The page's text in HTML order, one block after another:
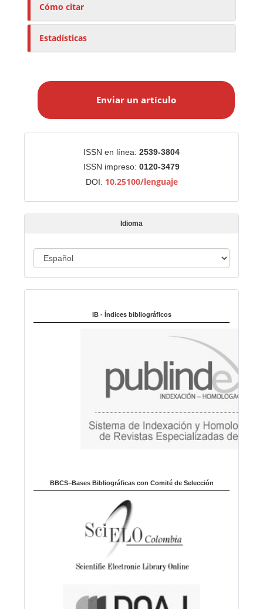
Cómo citar
Estadísticas
a
r
t
Enviar un artículo
ISSN en línea: 2539-3804
ISSN impreso: 0120-3479
DOI: 10.25100/lenguaje
Idioma
d
m
IB - Índices bibliográficos
BBCS–Bases Bibliográficas con Comité de Selección